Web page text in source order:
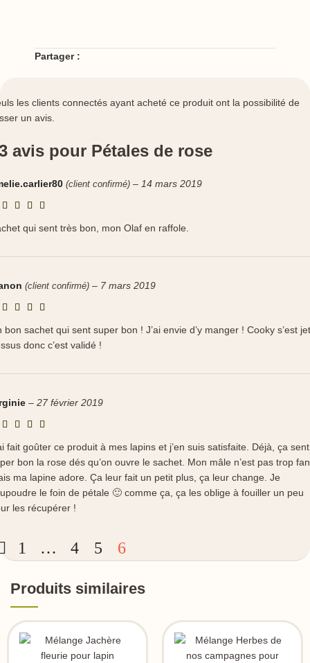
Partager :
avis pour Pétales de rose
(client confirmé) – 14 mars 2019
qui sent très bon, mon Olaf en raffole.
(client confirmé) – 7 mars 2019
bon sachet qui sent super bon ! J’ai envie d’y manger ! Cooky s’est
donc c’est validé !
– 27 février 2019
fait goûter ce produit à mes lapins et j’en suis satisfaite. Déjà, ça sent
bon la rose dés qu’on ouvre le sachet. Mon mâle n’est pas trop fan
ma lapine adore. Ça leur fait un petit plus, ça leur change. Je
le foin de pétale 🙂 comme ça, ça les oblige à fouiller un peu
les récupérer !
1 … 4 5 6
les clients connectés ayant acheté ce produit ont la possibilité de
un avis.
Produits similaires